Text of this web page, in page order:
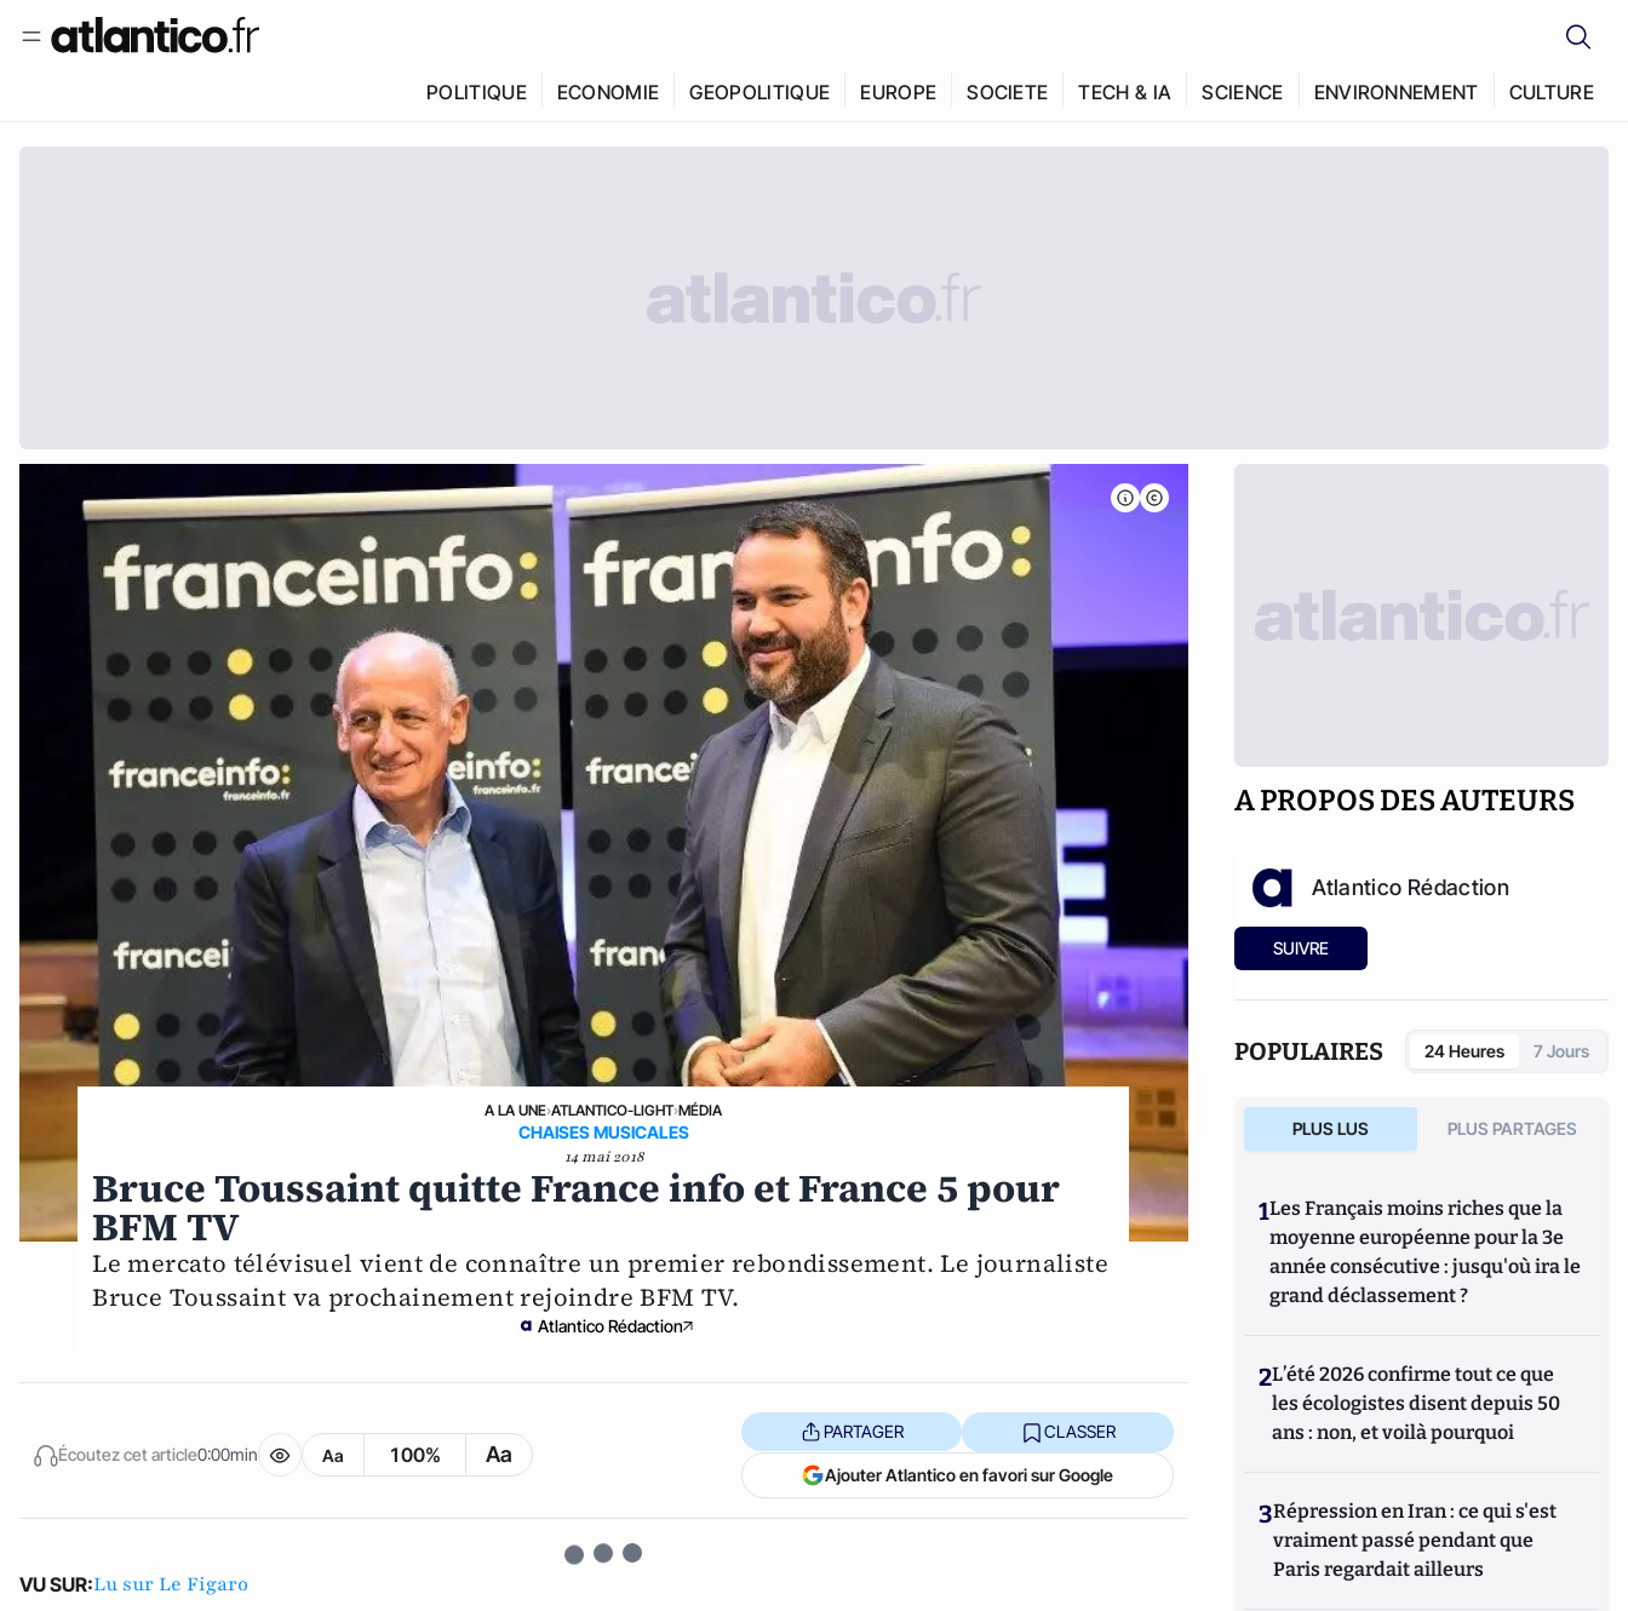
POLITIQUE ECONOMIE GEOPOLITIQUE EUROPE SOCIETE TECH & IA SCIENCE ENVIRONNEMENT CULTURE
A LA UNE›ATLANTICO-LIGHT›MÉDIA
CHAISES MUSICALES
14 mai 2018
Bruce Toussaint quitte France info et France 5 pour
BFM TV
Le mercato télévisuel vient de connaître un premier rebondissement. Le journaliste
Bruce Toussaint va prochainement rejoindre BFM TV.
Atlantico Rédaction
Écoutez cet article0:00min Aa 100% Aa
PARTAGER CLASSER
Ajouter Atlantico en favori sur Google
VU SUR:Lu sur Le Figaro
A PROPOS DES AUTEURS
Atlantico Rédaction
SUIVRE
POPULAIRES 24 Heures 7 Jours
PLUS LUS PLUS PARTAGES
1Les Français moins riches que la
moyenne européenne pour la 3e
année consécutive : jusqu'où ira le
grand déclassement ?
2L’été 2026 confirme tout ce que
les écologistes disent depuis 50
ans : non, et voilà pourquoi
3Répression en Iran : ce qui s'est
vraiment passé pendant que
Paris regardait ailleurs